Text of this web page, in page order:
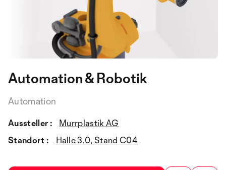
Automation & Robotik
Automation
Aussteller :
Murrplastik AG
Standort :
Halle 3.0, Stand C04